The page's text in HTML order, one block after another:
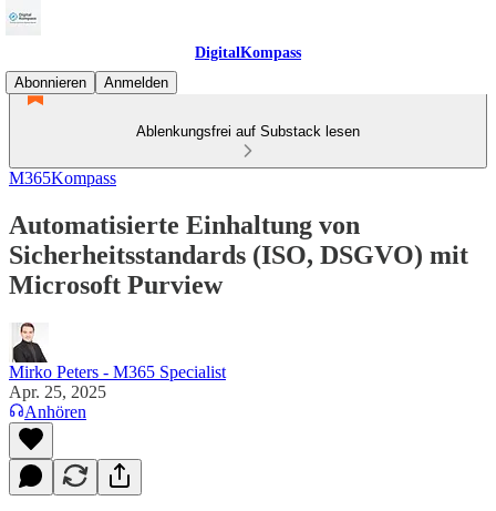
DigitalKompass
Abonnieren
Anmelden
Ablenkungsfrei auf Substack lesen
M365Kompass
Automatisierte Einhaltung von
Sicherheitsstandards (ISO, DSGVO) mit
Microsoft Purview
Mirko Peters - M365 Specialist
Apr. 25, 2025
Anhören